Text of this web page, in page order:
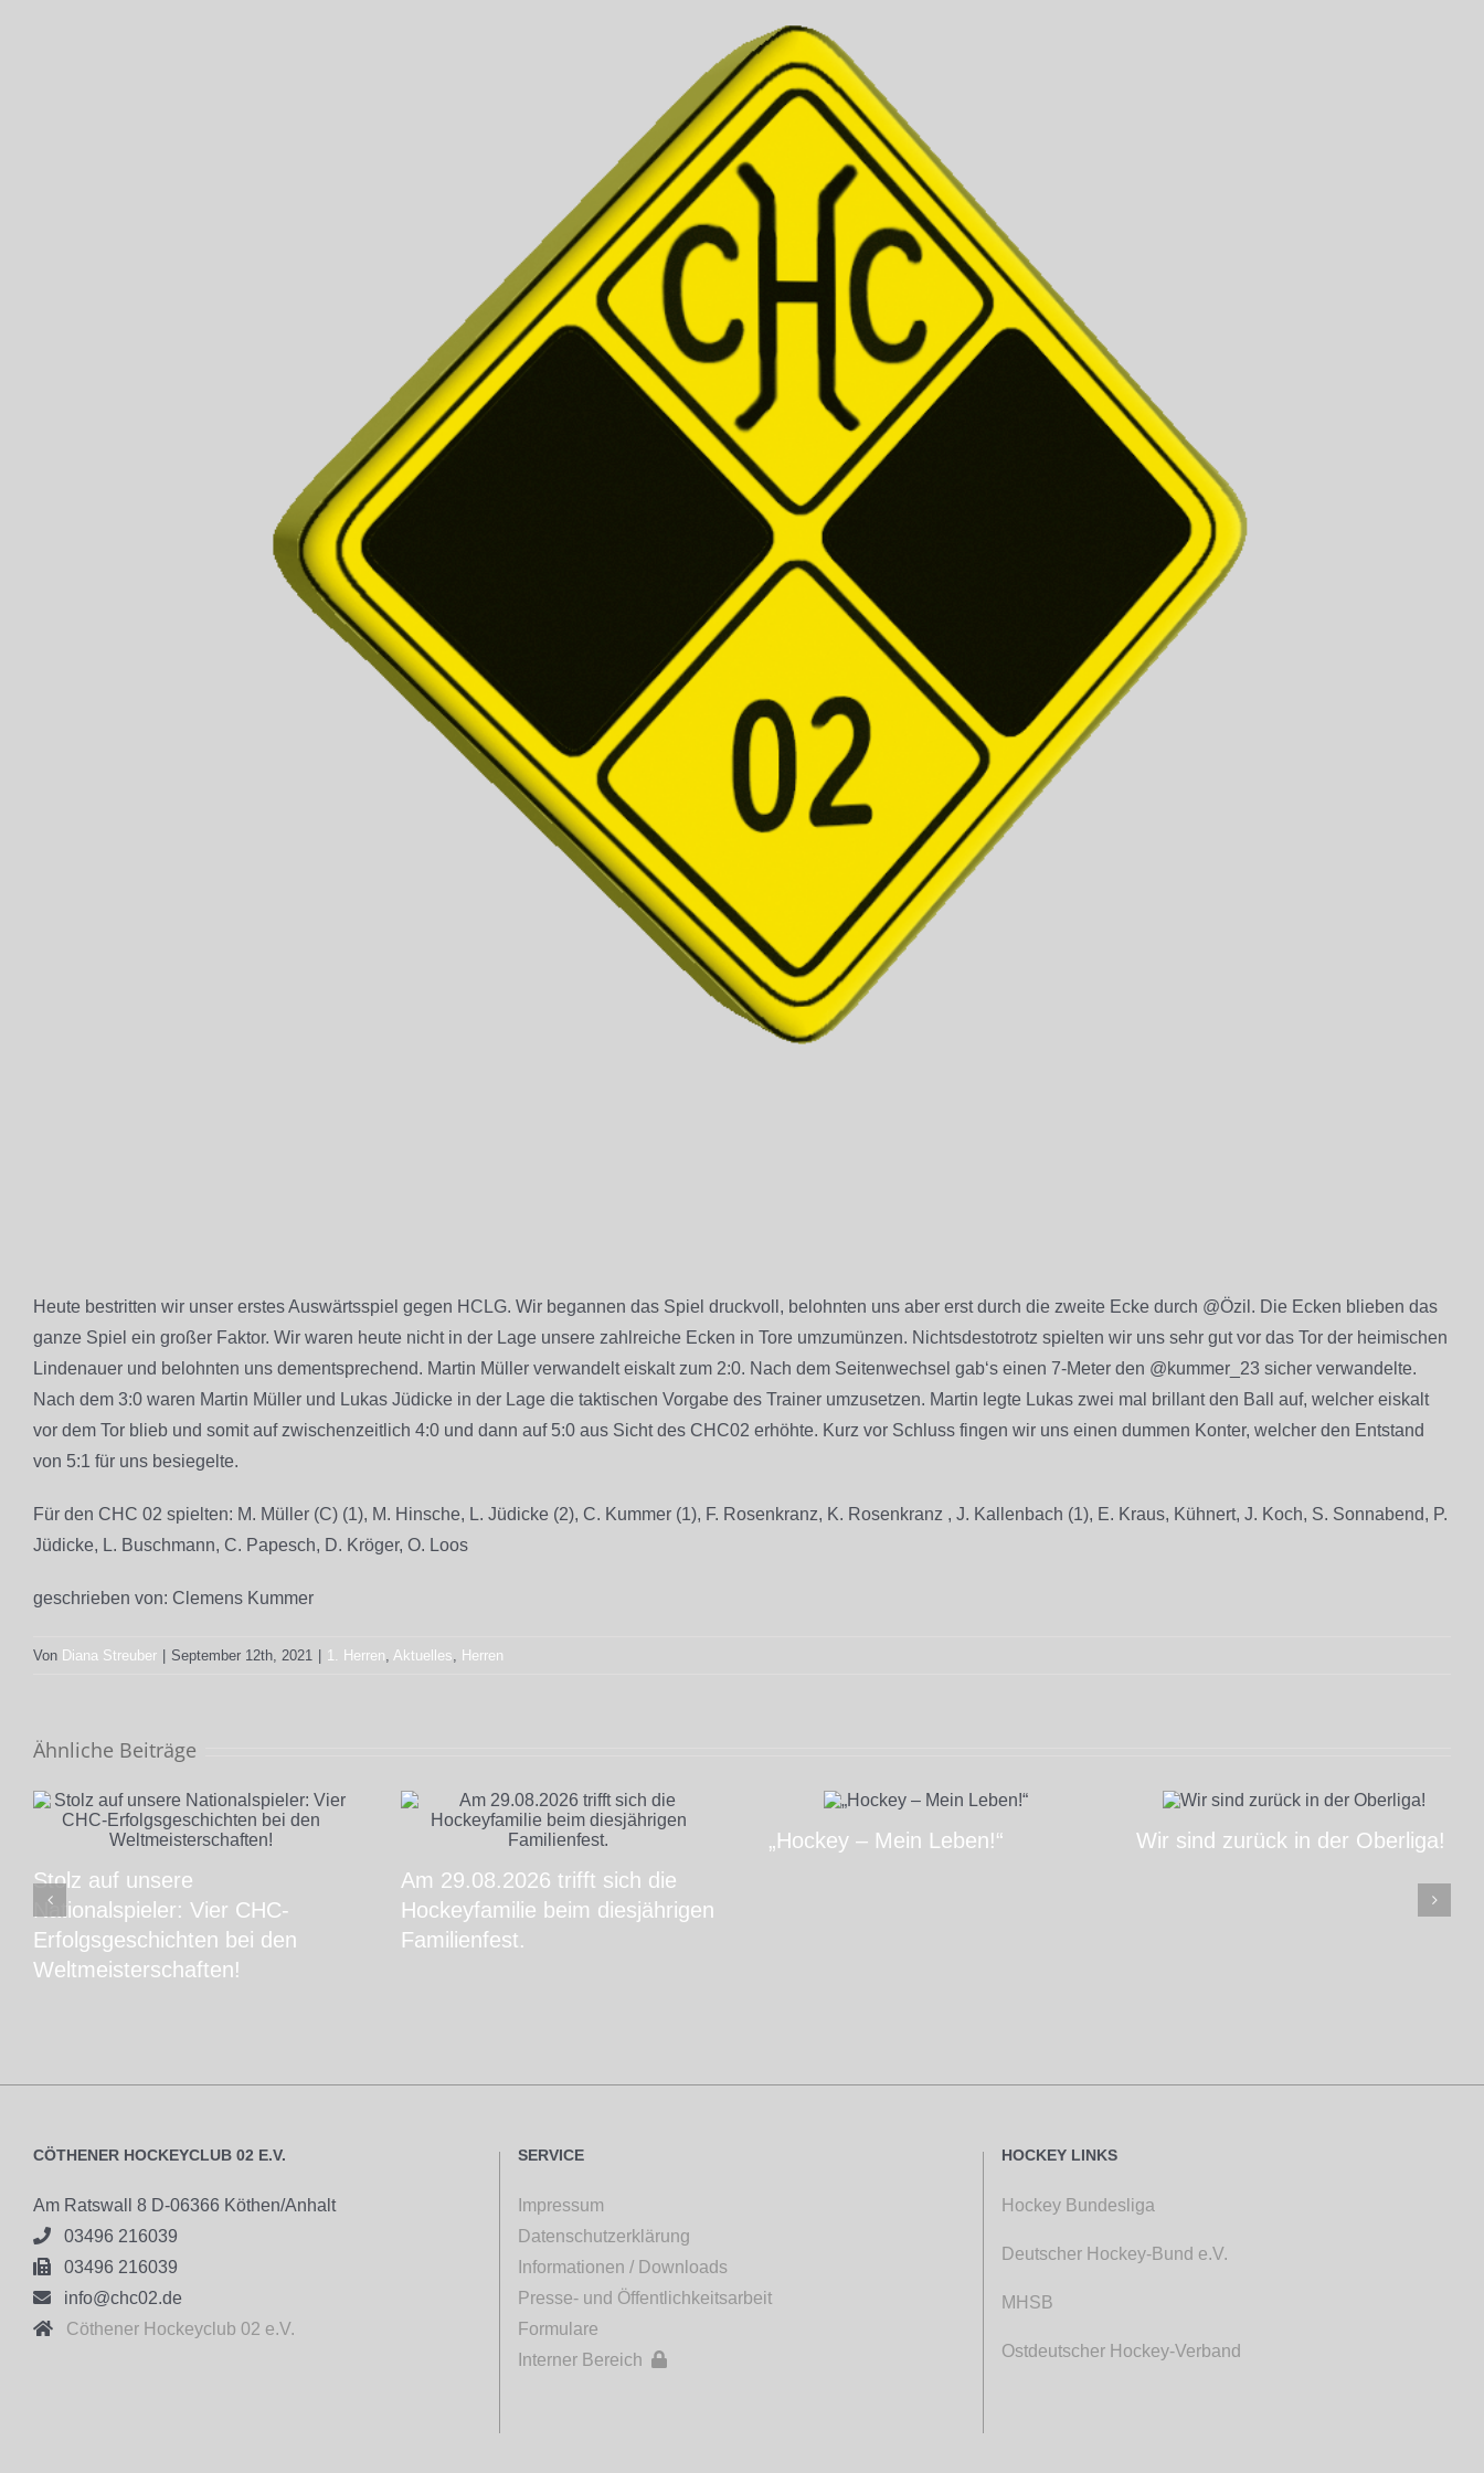
Heute bestritten wir unser erstes Auswärtsspiel gegen HCLG. Wir begannen das Spiel druckvoll, belohnten uns aber erst durch die zweite Ecke durch @Özil. Die Ecken blieben das
ganze Spiel ein großer Faktor. Wir waren heute nicht in der Lage unsere zahlreiche Ecken in Tore umzumünzen. Nichtsdestotrotz spielten wir uns sehr gut vor das Tor der heimischen
Lindenauer und belohnten uns dementsprechend. Martin Müller verwandelt eiskalt zum 2:0. Nach dem Seitenwechsel gab‘s einen 7-Meter den @kummer_23 sicher verwandelte.
Nach dem 3:0 waren Martin Müller und Lukas Jüdicke in der Lage die taktischen Vorgabe des Trainer umzusetzen. Martin legte Lukas zwei mal brillant den Ball auf, welcher eiskalt
vor dem Tor blieb und somit auf zwischenzeitlich 4:0 und dann auf 5:0 aus Sicht des CHC02 erhöhte. Kurz vor Schluss fingen wir uns einen dummen Konter, welcher den Entstand
von 5:1 für uns besiegelte.
Für den CHC 02 spielten: M. Müller (C) (1), M. Hinsche, L. Jüdicke (2), C. Kummer (1), F. Rosenkranz, K. Rosenkranz , J. Kallenbach (1), E. Kraus, Kühnert, J. Koch, S. Sonnabend, P.
Jüdicke, L. Buschmann, C. Papesch, D. Kröger, O. Loos
geschrieben von: Clemens Kummer
Von Diana Streuber September 12th, 2021 1. Herren, Aktuelles, Herren
Ähnliche Beiträge
Stolz auf unsere
Nationalspieler: Vier CHC-
Erfolgsgeschichten bei den
Weltmeisterschaften!
Am 29.08.2026 trifft sich die
Hockeyfamilie beim diesjährigen
Familienfest.
„Hockey – Mein Leben!“ Wir sind zurück in der Oberliga!
CÖTHENER HOCKEYCLUB 02 E.V.
Am Ratswall 8 D-06366 Köthen/Anhalt
 03496 216039
 03496 216039
 info@chc02.de
 Cöthener Hockeyclub 02 e.V.
SERVICE
Impressum
Datenschutzerklärung
Informationen / Downloads
Presse- und Öffentlichkeitsarbeit
Formulare
Interner Bereich 
HOCKEY LINKS
Hockey Bundesliga
Deutscher Hockey-Bund e.V.
MHSB
Ostdeutscher Hockey-Verband